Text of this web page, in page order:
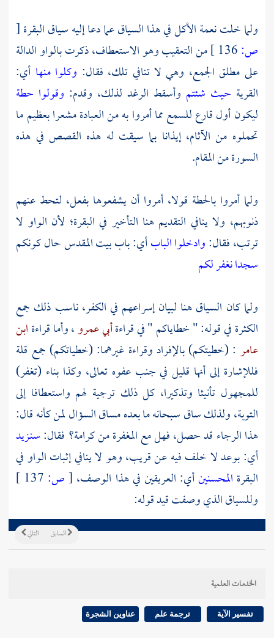
ولما خلت نعمة الأكل في هذا السياق عما دعا إليه سياق البقرة[
ص:
من التعقيب وهو الاستعطاف، ذكرت بالواو الدالة
على مطلق الجمع، وهي لا تنافي تلك، فقال: وكلوا منها أي:
القرية حيث شئتم وأسقط الرغد لذلك، وقدم: وقولوا حطة
ليكون أول قارع للسمع مما أمروا به من العبادة مشعرا بعظيم ما
تحملوه من الآثام، إيذانا بما سيقت له هذه القصص في هذه
السورة من المقام.
ولما أمروا بالحطة قولا، أمروا أن يشفعوها بفعل، لتحط عنهم
ذنوبهم، ولا ينافي التقديم هنا التأخير في البقرة؛ لأن الواو لا
ترتب، فقال:وادخلوا البابأي: باب بيت المقدس حال كونكم
سجدا نغفر لكم
ولما كان السياق هنا لبيان إسراعهم في الكفر، ناسب ذلك جمع
الكثرة في قوله: " خطاياكم " في قراءةأبي عمرو، وأما قراءةابن
عامر : (خطيتكم) بالإفراد وقراءة غيرهما: (خطياتكم) جمع قلة
فللإشارة إلى أنها قليل في جنب عفوه تعالى، وكذا بناء (تغفر)
للمجهول تأنيثا وتذكيرا، كل ذلك ترجية لهم واستعطافا إلى
التوبة، ولذلك ساق سبحانه ما بعده مساق السؤال لمن كأنه قال:
هذا الرجاء قد حصل، فهل مع المغفرة من كرامة؟ فقال:سنـزيد
أي: بوعد لا خلف فيه عن قريب، وهو لا ينافي إثبات الواو في
البقرة المحسنينأي: العريقين في هذا الوصف، [ص:
وللسياق الذي وصفت قيد قوله:
التالي السابق
الخدمات العلمية
تفسير الآية ترجمة علم عناوين الشجرة